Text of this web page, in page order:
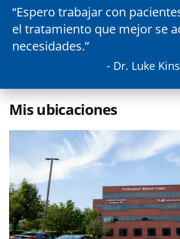
Espero trabajar con
el tratamiento que mejor se
necesidades.
- Dr. Luke
Mis ubicaciones